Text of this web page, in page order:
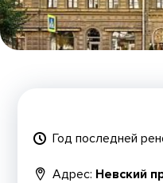
Год последней
Адрес: Невский